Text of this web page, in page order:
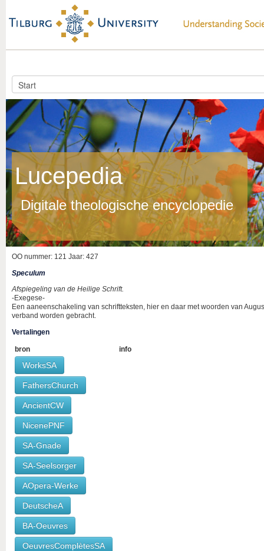
Lucepedia
Digitale theologische encyclopedie
OO nummer: 121 Jaar: 427
Speculum
Afspiegeling van de Heilige Schrift.
-Exegese-
Een aaneenschakeling van schriftteksten, hier en daar met woorden van
verband worden gebracht.
Vertalingen
bron info
WorksSA
FathersChurch
AncientCW
NicenePNF
SA-Gnade
SA-Seelsorger
AOpera-Werke
DeutscheA
BA-Oeuvres
OeuvresComplètesSA